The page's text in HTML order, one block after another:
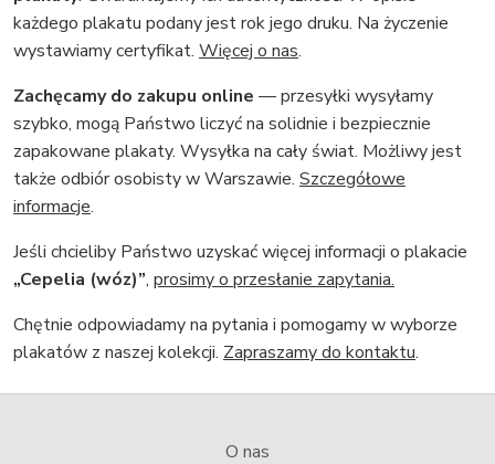
każdego plakatu podany jest rok jego druku. Na życzenie
wystawiamy certyfikat. Więcej o nas.
Zachęcamy do zakupu online — przesyłki wysyłamy
szybko, mogą Państwo liczyć na solidnie i bezpiecznie
zapakowane plakaty. Wysyłka na cały świat. Możliwy jest
także odbiór osobisty w Warszawie. Szczegółowe
informacje.
Jeśli chcieliby Państwo uzyskać więcej informacji o plakacie
„Cepelia (wóz)”, prosimy o przesłanie zapytania.
Chętnie odpowiadamy na pytania i pomogamy w wyborze
plakatów z naszej kolekcji. Zapraszamy do kontaktu.
O nas